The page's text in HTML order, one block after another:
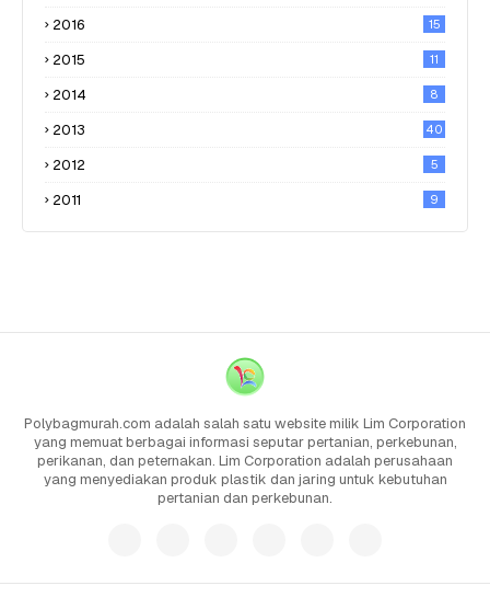
2016 15
2015 11
2014 8
2013 40
2012 5
2011 9
Polybagmurah.com adalah salah satu website milik Lim Corporation
yang memuat berbagai informasi seputar pertanian, perkebunan,
perikanan, dan peternakan. Lim Corporation adalah perusahaan
yang menyediakan produk plastik dan jaring untuk kebutuhan
pertanian dan perkebunan.